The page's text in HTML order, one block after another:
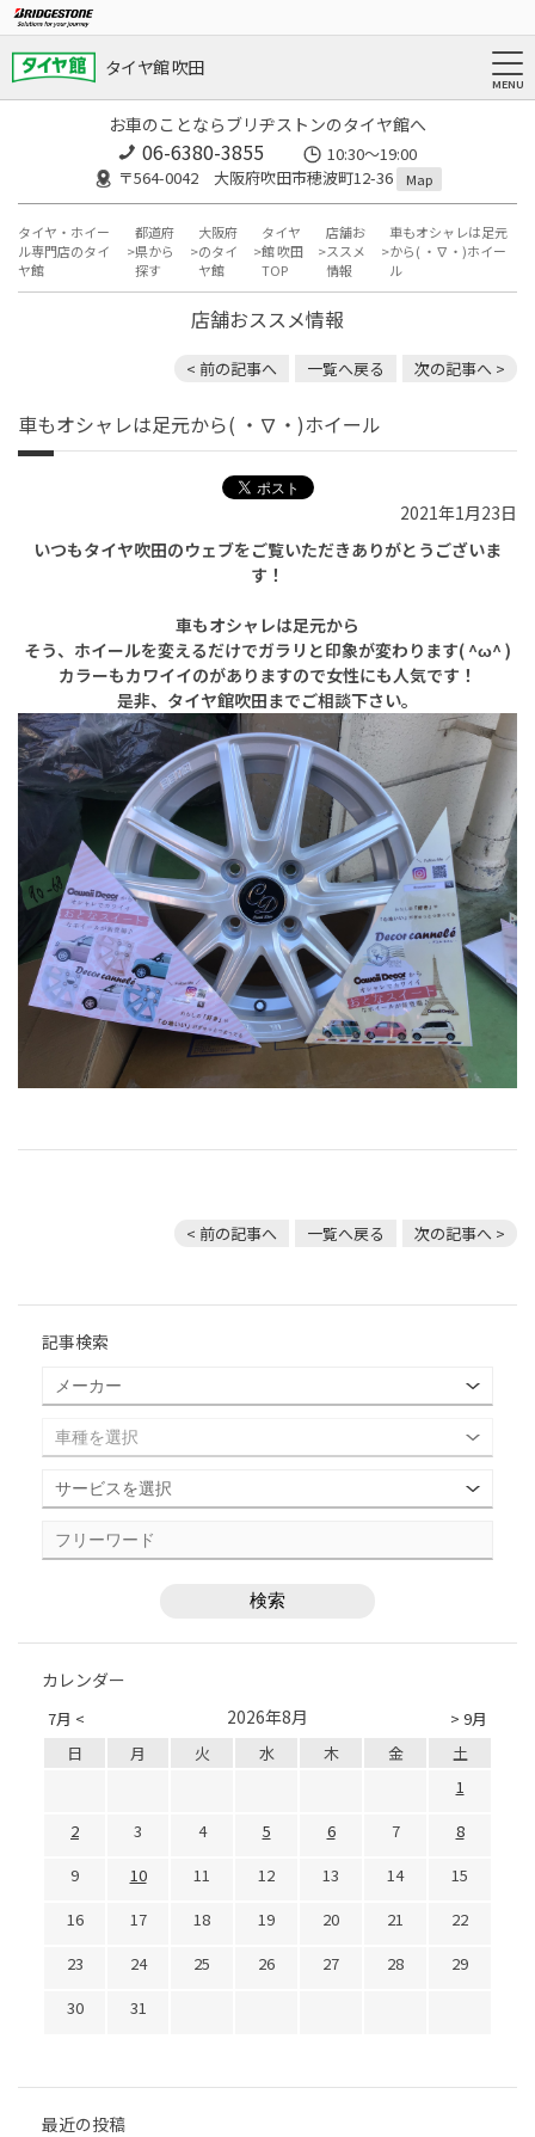
タイヤ館 吹田
お車のことならブリヂストンのタイヤ館へ
06-6380-3855
10:30～19:00
〒564-0042 大阪府吹田市穂波町12-36
Map
タイヤ・ホイー
ル専門店のタイ
ヤ館
都道府
県から
探す
大阪府
のタイ
ヤ館
タイヤ
館 吹田
TOP
店舗お
ススメ
情報
車もオシャレは足元
から( ・∇・)ホイー
ル
店舗おススメ情報
< 前の記事へ 一覧へ戻る 次の記事へ >
車もオシャレは足元から( ・∇・)ホイール
2021年1月23日
いつもタイヤ吹田のウェブをご覧いただきありがとうございま
す！
車もオシャレは足元から
そう、ホイールを変えるだけでガラリと印象が変わります( ^ω^ )
カラーもカワイイのがありますので女性にも人気です！
是非、タイヤ館吹田までご相談下さい。
< 前の記事へ 一覧へ戻る 次の記事へ >
記事検索
カレンダー
7月 < > 9月
2026年8月
日 月 火 水 木 金
土
1
2
3 4 5 6 7
8
9
10 11 12 13 14
15
16
17 18 19 20 21
22
23
24 25 26 27 28
29
30
31
最近の投稿